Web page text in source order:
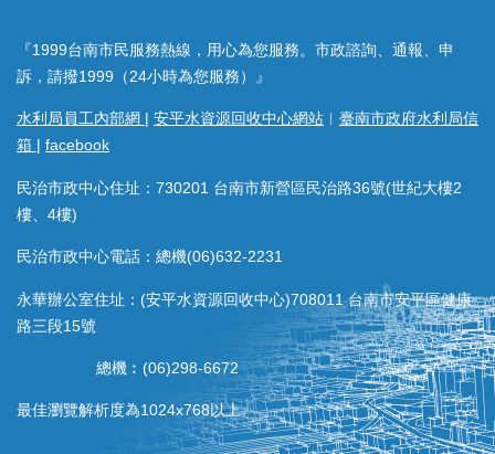
『1999台南市民服務熱線，用心為您服務。市政諮詢、通報、申
訴，請撥1999（24小時為您服務）』
水利局員工內部網 | 安平水資源回收中心網站 ︱ 臺南市政府水利局信
箱 | facebook
民治市政中心住址：730201 台南市新營區民治路36號(世紀大樓2
樓、4樓)
民治市政中心電話：總機(06)632-2231
永華辦公室住址：(安平水資源回收中心)708011 台南市安平區健康
路三段15號
總機︰(06)298-6672
最佳瀏覽解析度為1024x768以上